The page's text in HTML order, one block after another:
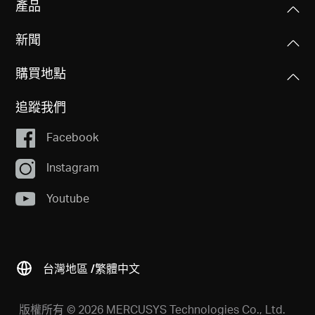
產品
新聞
購買地點
追蹤我們
Facebook
Instagram
Youtube
台灣地區 /繁體中文
版權所有 © 2026 MERCUSYS Technologies Co., Ltd.